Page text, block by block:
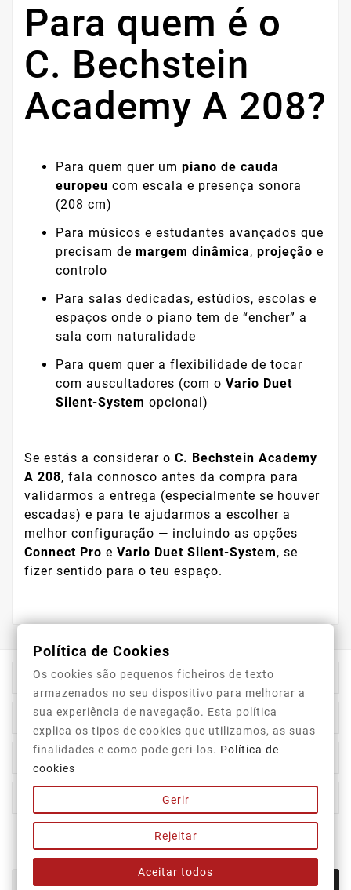
Para quem é o
C. Bechstein
Academy A 208?
Para quem quer um piano de cauda
europeu com escala e presença sonora
(208 cm)
Para músicos e estudantes avançados que
precisam de margem dinâmica, projeção e
controlo
Para salas dedicadas, estúdios, escolas e
espaços onde o piano tem de “encher” a
sala com naturalidade
Para quem quer a flexibilidade de tocar
com auscultadores (com o Vario Duet
Silent-System opcional)
Se estás a considerar o C. Bechstein Academy
A 208, fala connosco antes da compra para
validarmos a entrega (especialmente se houver
escadas) e para te ajudarmos a escolher a
melhor configuração — incluindo as opções
Connect Pro e Vario Duet Silent-System, se
fizer sentido para o teu espaço.
Informação Da Loja
Top Categorias
A Nossa Empresa
Newsletter
OK
Política de Cookies
Os cookies são pequenos ficheiros de texto
armazenados no seu dispositivo para melhorar a
sua experiência de navegação. Esta política
explica os tipos de cookies que utilizamos, as suas
finalidades e como pode geri-los. Política de
cookies
Gerir
Rejeitar
Aceitar todos